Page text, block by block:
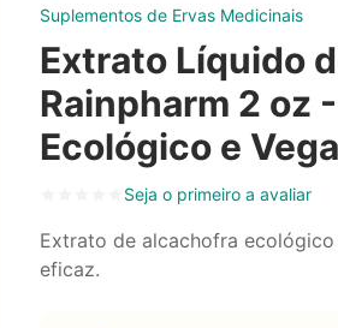
Suplementos de Ervas Medicinais
Extrato Líquido
Rainpharm 2 oz
Ecológico e
Seja o primeiro a avaliar
Extrato de alcachofra
eficaz.